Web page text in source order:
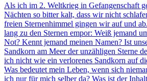
Als ich im 2. Weltkrieg in Gefangenschaft
Nächten so bitter kalt, dass wir nicht
freien Sternenhimmel gingen wir auf und
lang zu den Sternen empor: Weiß jemand
Not? Kennt jemand meinen Namen? Ist
Sandkorn am Meer der unzähligen Sterne
ich nicht wie ein verlorenes Sandkorn auf
Was bedeutet mein Leben, wenn sich
ich nur für mich selber da? Was ist der